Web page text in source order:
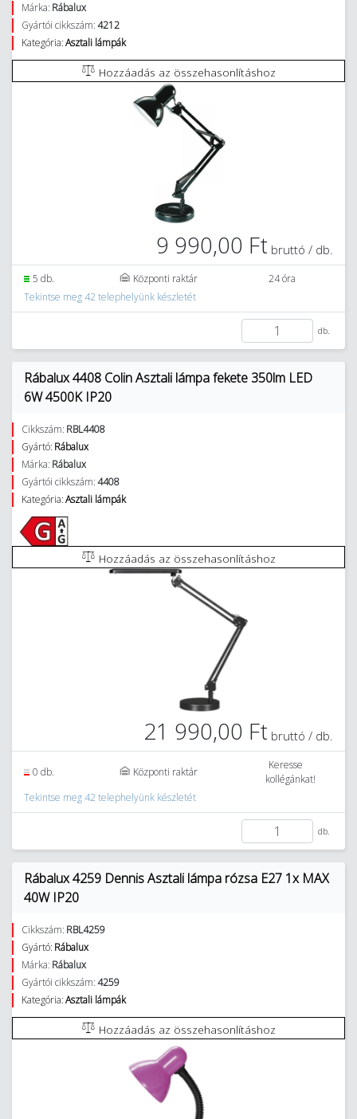
Márka: Rábalux
Gyártói cikkszám:4212
Kategória:Asztali lámpák
Hozzáadás az összehasonlításhoz
9 990,00 Ft bruttó / db.
5 db. Központi raktár
24 óra
Tekintse meg 42 telephelyünk készletét
db.
Rábalux 4408 Colin Asztali lámpa fekete 350lm LED
6W 4500K IP20
Cikkszám: RBL4408
Gyártó: Rábalux
Márka: Rábalux
Gyártói cikkszám:4408
Kategória:Asztali lámpák
Hozzáadás az összehasonlításhoz
21 990,00 Ft bruttó / db.
0 db. Központi raktár
Keresse
kollégánkat!
Tekintse meg 42 telephelyünk készletét
db.
Rábalux 4259 Dennis Asztali lámpa rózsa E27 1x MAX
40W IP20
Cikkszám: RBL4259
Gyártó: Rábalux
Márka: Rábalux
Gyártói cikkszám:4259
Kategória:Asztali lámpák
Hozzáadás az összehasonlításhoz